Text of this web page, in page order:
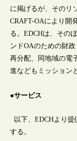
に掲げるが、そのリ
CRAFT-OAにより開
る。EDCHは、その
ンドOAのための財
再分配、同地域の電
進などもミッション
●サービス
以下、EDCHより
する。